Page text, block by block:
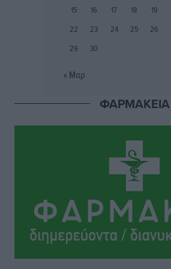
Συνελήφθη 37χρονη στη Ρόδο γιατί
Αθλητικά• πριν 5 ώρες
Σι Τζέι Χάρις: «Να πανηγυρίσουμε
Αθλητικά • πριν 6 ώρες
Ροδήλιος: Ο απολογισμός από το
Πρωτάθλημα Πίστας
15
16 17 18 19
22
23 24 25 26
29
30
« Μαρ
ΦΑΡΜΑΚΕΙΑ